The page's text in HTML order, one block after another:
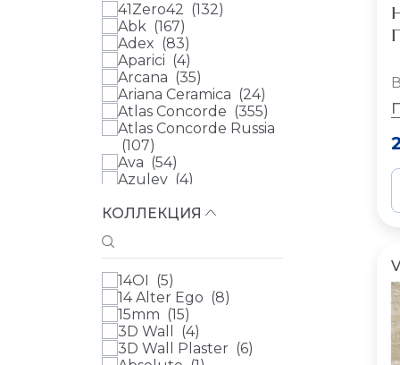
41Zero42 (132)
Abk (167)
Adex (83)
Aparici (4)
Arcana (35)
Ariana Ceramica (24)
Atlas Concorde (355)
Atlas Concorde Russia
(107)
Ava (54)
Azulev (4)
Cedit (6)
Ceramica Vilar Albaro
(9)
Cerdomus (
Cifre (5)
Cir (21)
КОЛЛЕКЦИЯ
14OI (5)
14 Alter Ego (8)
15mm (15)
3D Wall (4)
3D Wall Plaster (6)